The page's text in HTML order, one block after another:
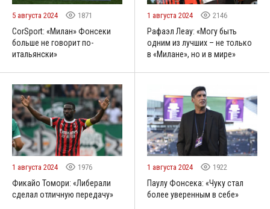
5 августа 2024 1871
CorSport: «Милан» Фонсеки
больше не говорит по-
итальянски»
1 августа 2024 2146
Рафаэл Леау: «Могу быть
одним из лучших – не только
в «Милане», но и в мире»
1 августа 2024 1976
Фикайо Томори: «Либерали
сделал отличную передачу»
1 августа 2024 1922
Паулу Фонсека: «Чуку стал
более уверенным в себе»